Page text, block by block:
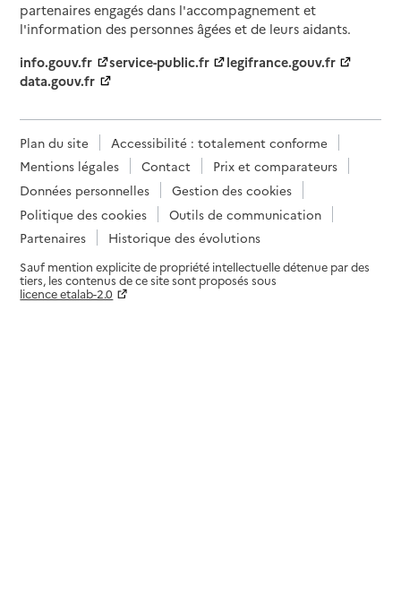
partenaires engagés dans l'accompagnement et
l'information des personnes âgées et de leurs aidants.
info.gouv.fr
service-public.fr
legifrance.gouv.fr
data.gouv.fr
Plan du site
Accessibilité : totalement conforme
Mentions légales
Contact
Prix et comparateurs
Données personnelles
Gestion des cookies
Politique des cookies
Outils de communication
Partenaires
Historique des évolutions
Sauf mention explicite de propriété intellectuelle détenue par des
tiers, les contenus de ce site sont proposés sous
licence etalab-2.0